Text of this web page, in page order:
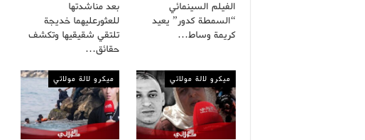
الفيلم السينمائي
“السمطة كدور” يعيد
كريمة وساط…
بعد مناشدتها
للعثورعليهما خديجة
تلتقي شقيقيها وتكشف
حقائق…
ميكرو لالة مولاتي ميكرو لالة مولاتي